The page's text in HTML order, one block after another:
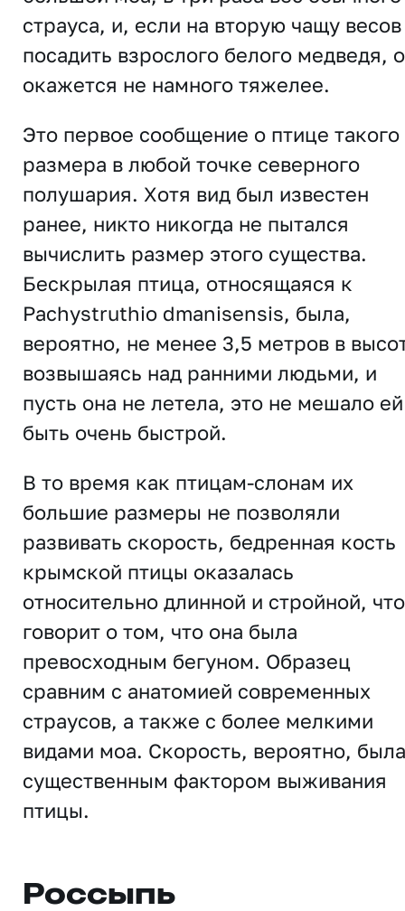
страуса, и, если на вторую чащу весов
посадить взрослого белого медведя,
окажется не намного тяжелее.
Это первое сообщение о птице такого
размера в любой точке северного
полушария. Хотя вид был известен
ранее, никто никогда не пытался
вычислить размер этого существа.
Бескрылая птица, относящаяся к
Pachystruthio dmanisensis, была,
вероятно, не менее 3,5 метров в
возвышаясь над ранними людьми, и
пусть она не летела, это не мешало ей
быть очень быстрой.
В то время как птицам-слонам их
большие размеры не позволяли
развивать скорость, бедренная кость
крымской птицы оказалась
относительно длинной и стройной, что
говорит о том, что она была
превосходным бегуном. Образец
сравним с анатомией современных
страусов, а также с более мелкими
видами моа. Скорость, вероятно, была
существенным фактором выживания
птицы.
Россыпь